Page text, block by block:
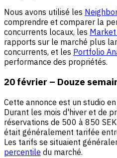
Nous avons utilisé les
comprendre et comparer la
concurrents locaux, les
rapports sur le marché plus
concurrents, et les Portfolio
performance des propriétés.
20 février – Douze
Cette annonce est un studio
Durant les mois d'hiver et de
réservations de 500 à 850
était généralement tarifée
Les tarifs se situaient
percentile du marché.